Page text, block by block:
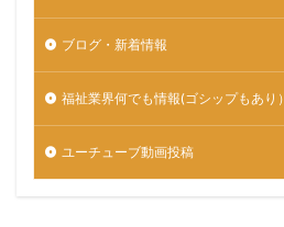
ブログ・新着情報
福祉業界何でも情報(ゴシップもあり）
ユーチューブ動画投稿